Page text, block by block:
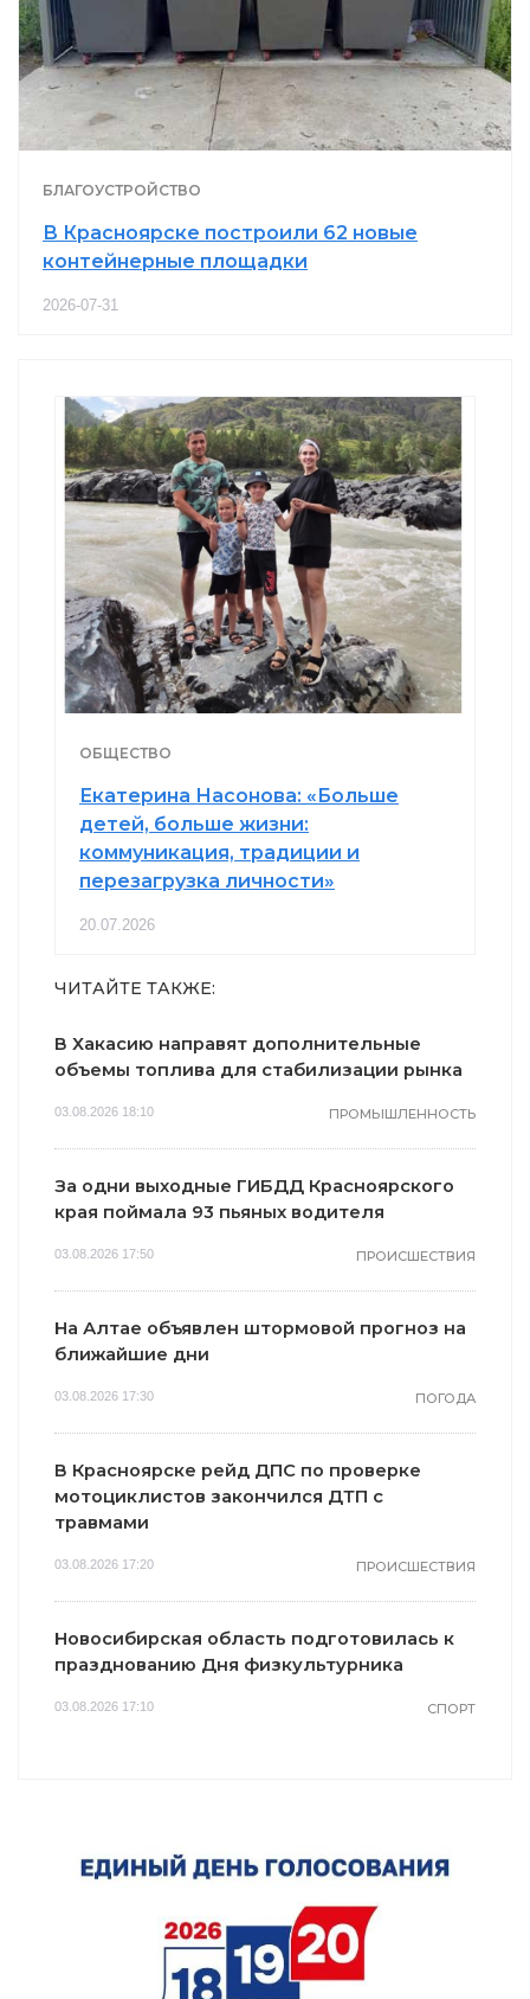
БЛАГОУСТРОЙСТВО
В Красноярске построили 62 новые
контейнерные площадки
2026-07-31
ОБЩЕСТВО
Екатерина Насонова: «Больше
детей, больше жизни:
коммуникация, традиции и
перезагрузка личности»
20.07.2026
ЧИТАЙТЕ ТАКЖЕ:
В Хакасию направят дополнительные
объемы топлива для стабилизации рынка
03.08.2026 18:10 ПРОМЫШЛЕННОСТЬ
За одни выходные ГИБДД Красноярского
края поймала 93 пьяных водителя
03.08.2026 17:50 ПРОИСШЕСТВИЯ
На Алтае объявлен штормовой прогноз на
ближайшие дни
03.08.2026 17:30 ПОГОДА
В Красноярске рейд ДПС по проверке
мотоциклистов закончился ДТП с
травмами
03.08.2026 17:20 ПРОИСШЕСТВИЯ
Новосибирская область подготовилась к
празднованию Дня физкультурника
03.08.2026 17:10 СПОРТ